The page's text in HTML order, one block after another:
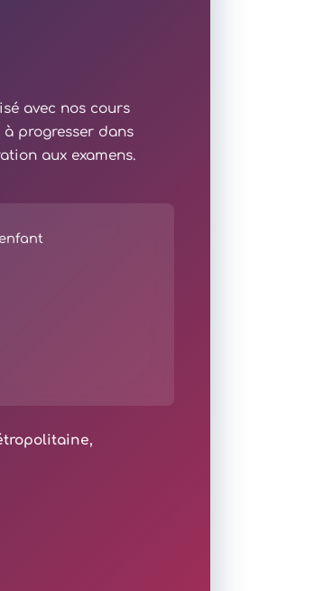
avec nos cours
progresser dans
aux examens.